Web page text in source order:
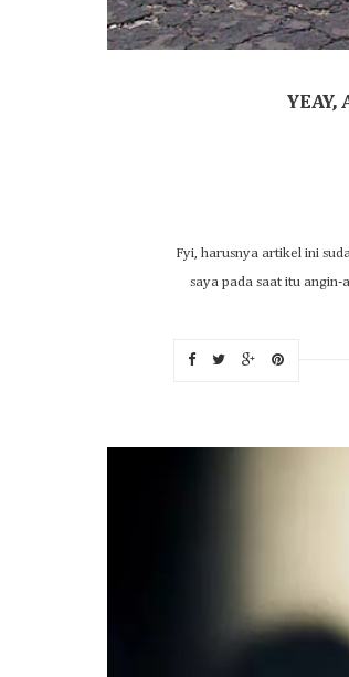
YEAY,
Fyi, harusnya artikel ini
saya pada saat itu